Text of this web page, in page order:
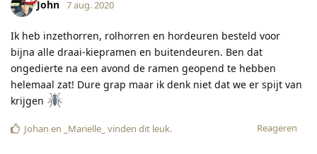
John 7 aug. 2020
Ik heb inzethorren, rolhorren en hordeuren besteld voor
bijna alle draai-kiepramen en buitendeuren. Ben dat
ongedierte na een avond de ramen geopend te hebben
helemaal zat! Dure grap maar ik denk niet dat we er spijt van
krijgen
Reageren
Johan en _Marielle_ vinden dit leuk.